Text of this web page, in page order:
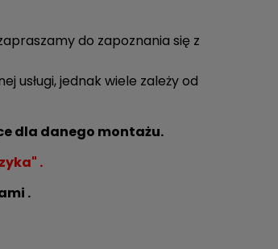
do zapoznania się z
usługi, jednak wiele zależy od
dla danego montażu.
.
.